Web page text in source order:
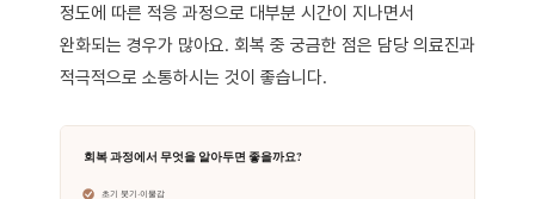
정도에 따른 적응 과정으로 대부분 시간이 지나면서
완화되는 경우가 많아요. 회복 중 궁금한 점은 담당 의료진과
적극적으로 소통하시는 것이 좋습니다.